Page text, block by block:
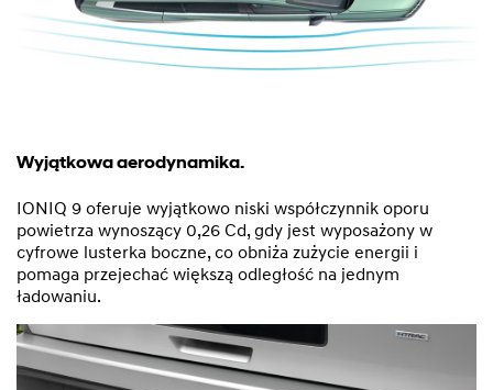
Wyjątkowa aerodynamika.
IONIQ 9 oferuje wyjątkowo niski współczynnik oporu
powietrza wynoszący 0,26 Cd, gdy jest wyposażony w
cyfrowe lusterka boczne, co obniża zużycie energii i
pomaga przejechać większą odległość na jednym
ładowaniu.